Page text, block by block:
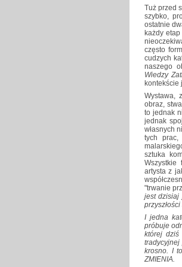
Tuż przed
szybko,
ostatnie
każdy
często
cudzych
naszego
Wiedzy
kontekście
Wystawa,
obraz,
to jednak
jednak
własnych
tych prac,
sztuka
Wszystkie
artysta z
"trwanie
jest dzisiaj
I jedna
próbuje
której dziś
tradycyjnej
krosno. I
ZMIENIA.